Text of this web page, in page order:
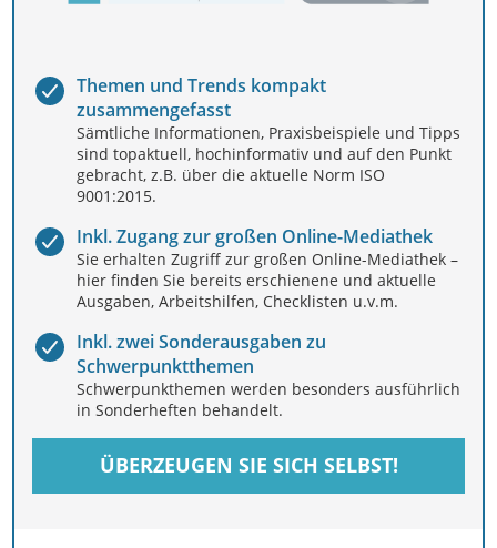
Themen und Trends kompakt
zusammengefasst
Sämtliche Informationen, Praxisbeispiele und Tipps
sind topaktuell, hochinformativ und auf den Punkt
gebracht, z.B. über die aktuelle Norm ISO
9001:2015.
Inkl. Zugang zur großen Online-Mediathek
Sie erhalten Zugriff zur großen Online-Mediathek –
hier finden Sie bereits erschienene und aktuelle
Ausgaben, Arbeitshilfen, Checklisten u.v.m.
Inkl. zwei Sonderausgaben zu
Schwerpunktthemen
Schwerpunkthemen werden besonders ausführlich
in Sonderheften behandelt.
ÜBERZEUGEN SIE SICH SELBST!